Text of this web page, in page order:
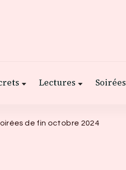
Lectures Soirées
de fin octobre 2024